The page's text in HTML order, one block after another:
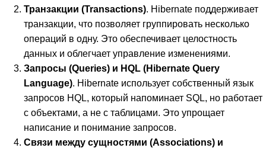
Транзакции (Transactions). Hibernate поддерживает
транзакции, что позволяет группировать несколько
операций в одну. Это обеспечивает целостность
данных и облегчает управление изменениями.
Запросы (Queries) и HQL (Hibernate Query
Language). Hibernate использует собственный язык
запросов HQL, который напоминает SQL, но работает
с объектами, а не с таблицами. Это упрощает
написание и понимание запросов.
Связи между сущностями (Associations) и